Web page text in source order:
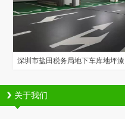
深圳市盐田税务局地下车库地坪漆
关于我们